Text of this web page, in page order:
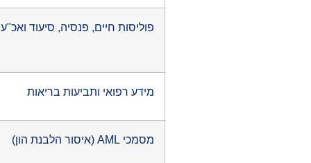
פוליסות חיים, פנסיה, סיעוד ואכ"ע
מידע רפואי ותביעות בריאות
מסמכי AML (איסור הלבנת הון)